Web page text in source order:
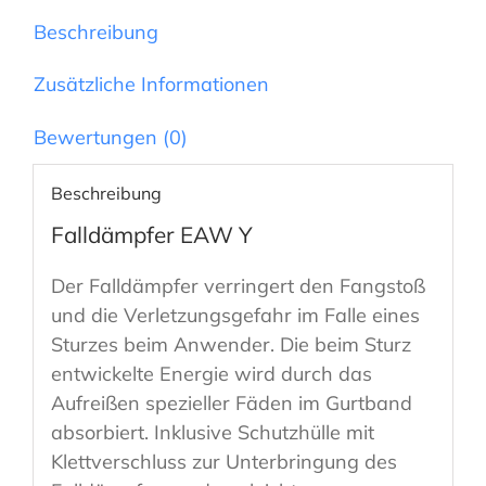
Beschreibung
Zusätzliche Informationen
Bewertungen (0)
Beschreibung
Falldämpfer EAW Y
Der Falldämpfer verringert den Fangstoß
und die Verletzungsgefahr im Falle eines
Sturzes beim Anwender. Die beim Sturz
entwickelte Energie wird durch das
Aufreißen spezieller Fäden im Gurtband
absorbiert. Inklusive Schutzhülle mit
Klettverschluss zur Unterbringung des